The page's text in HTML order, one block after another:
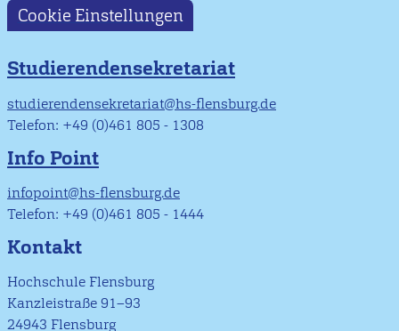
Cookie Einstellungen
Studierendensekretariat
studierendensekretariat@hs-flensburg.de
Telefon: +49 (0)461 805 - 1308
Info Point
infopoint@hs-flensburg.de
Telefon: +49 (0)461 805 - 1444
Kontakt
Hochschule Flensburg
Kanzleistraße 91–93
24943 Flensburg